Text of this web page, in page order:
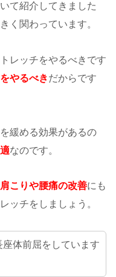
て紹介してきました
く関わっています。
レッチをやるべきです
やるべきだからです
緩める効果があるの
なのです。
肩こりや腰痛の改善にも
ッチをしましょう。
体前屈をしています